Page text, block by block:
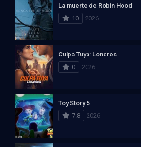
La muerte de Robin Hood
10
2026
Culpa Tuya: Londres
0
2026
Toy Story 5
7.8
2026